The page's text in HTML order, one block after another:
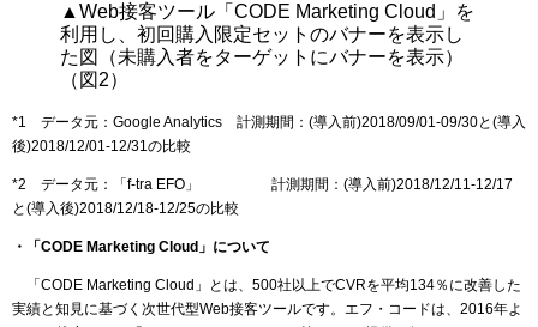
▲Web接客ツール「CODE Marketing Cloud」を
利用し、初回購入限定セットのバナーを表示し
た図（未購入者をターゲットにバナーを表示）
（図2）
*1 データ元：Google Analytics 計測期間：(導入前)2018/09/01-09/30と(導入
後)2018/12/01-12/31の比較
*2 データ元：「f-tra EFO」 計測期間：(導入前)2018/12/11-12/17
と(導入後)2018/12/18-12/25の比較
・「CODE Marketing Cloud」について
「CODE Marketing Cloud」とは、500社以上でCVRを平均134％に改善した
実績と知見に基づく次世代型Web接客ツールです。エフ・コードは、2016年よ